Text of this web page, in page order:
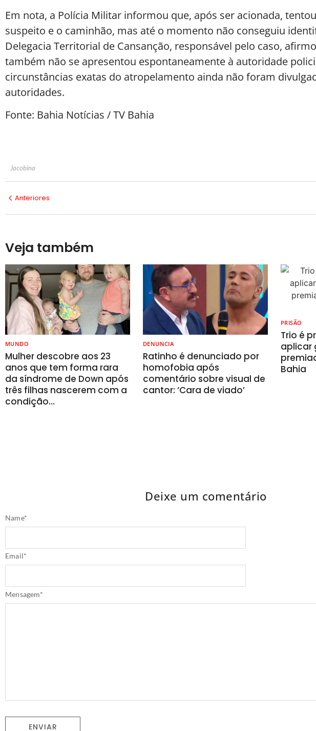
Em nota, a Polícia Militar informou que, após ser acionada,
suspeito e o caminhão, mas até o momento não conseguiu
Delegacia Territorial de Cansanção, responsável pelo caso,
também não se apresentou espontaneamente à autoridade
circunstâncias exatas do atropelamento ainda não foram
autoridades.
Fonte: Bahia Notícias / TV Bahia
Jacobina
Anteriores
Veja também
MUNDO
Mulher descobre aos 23
anos que tem forma rara
da síndrome de Down após
três filhas nascerem com a
condição…
DENUNCIA
Ratinho é denunciado por
homofobia após
comentário sobre visual de
cantor: ‘Cara de viado’
PRISÃO
Trio é
aplicar
Bahia
Deixe um comentário
Name*
Email*